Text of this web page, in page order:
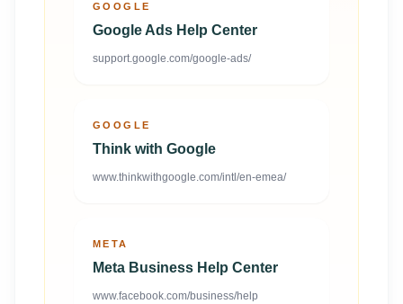
GOOGLE
Google Ads Help Center
support.google.com/google-ads/
GOOGLE
Think with Google
www.thinkwithgoogle.com/intl/en-emea/
META
Meta Business Help Center
www.facebook.com/business/help